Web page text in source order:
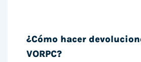
¿Cómo hacer
VORPC?